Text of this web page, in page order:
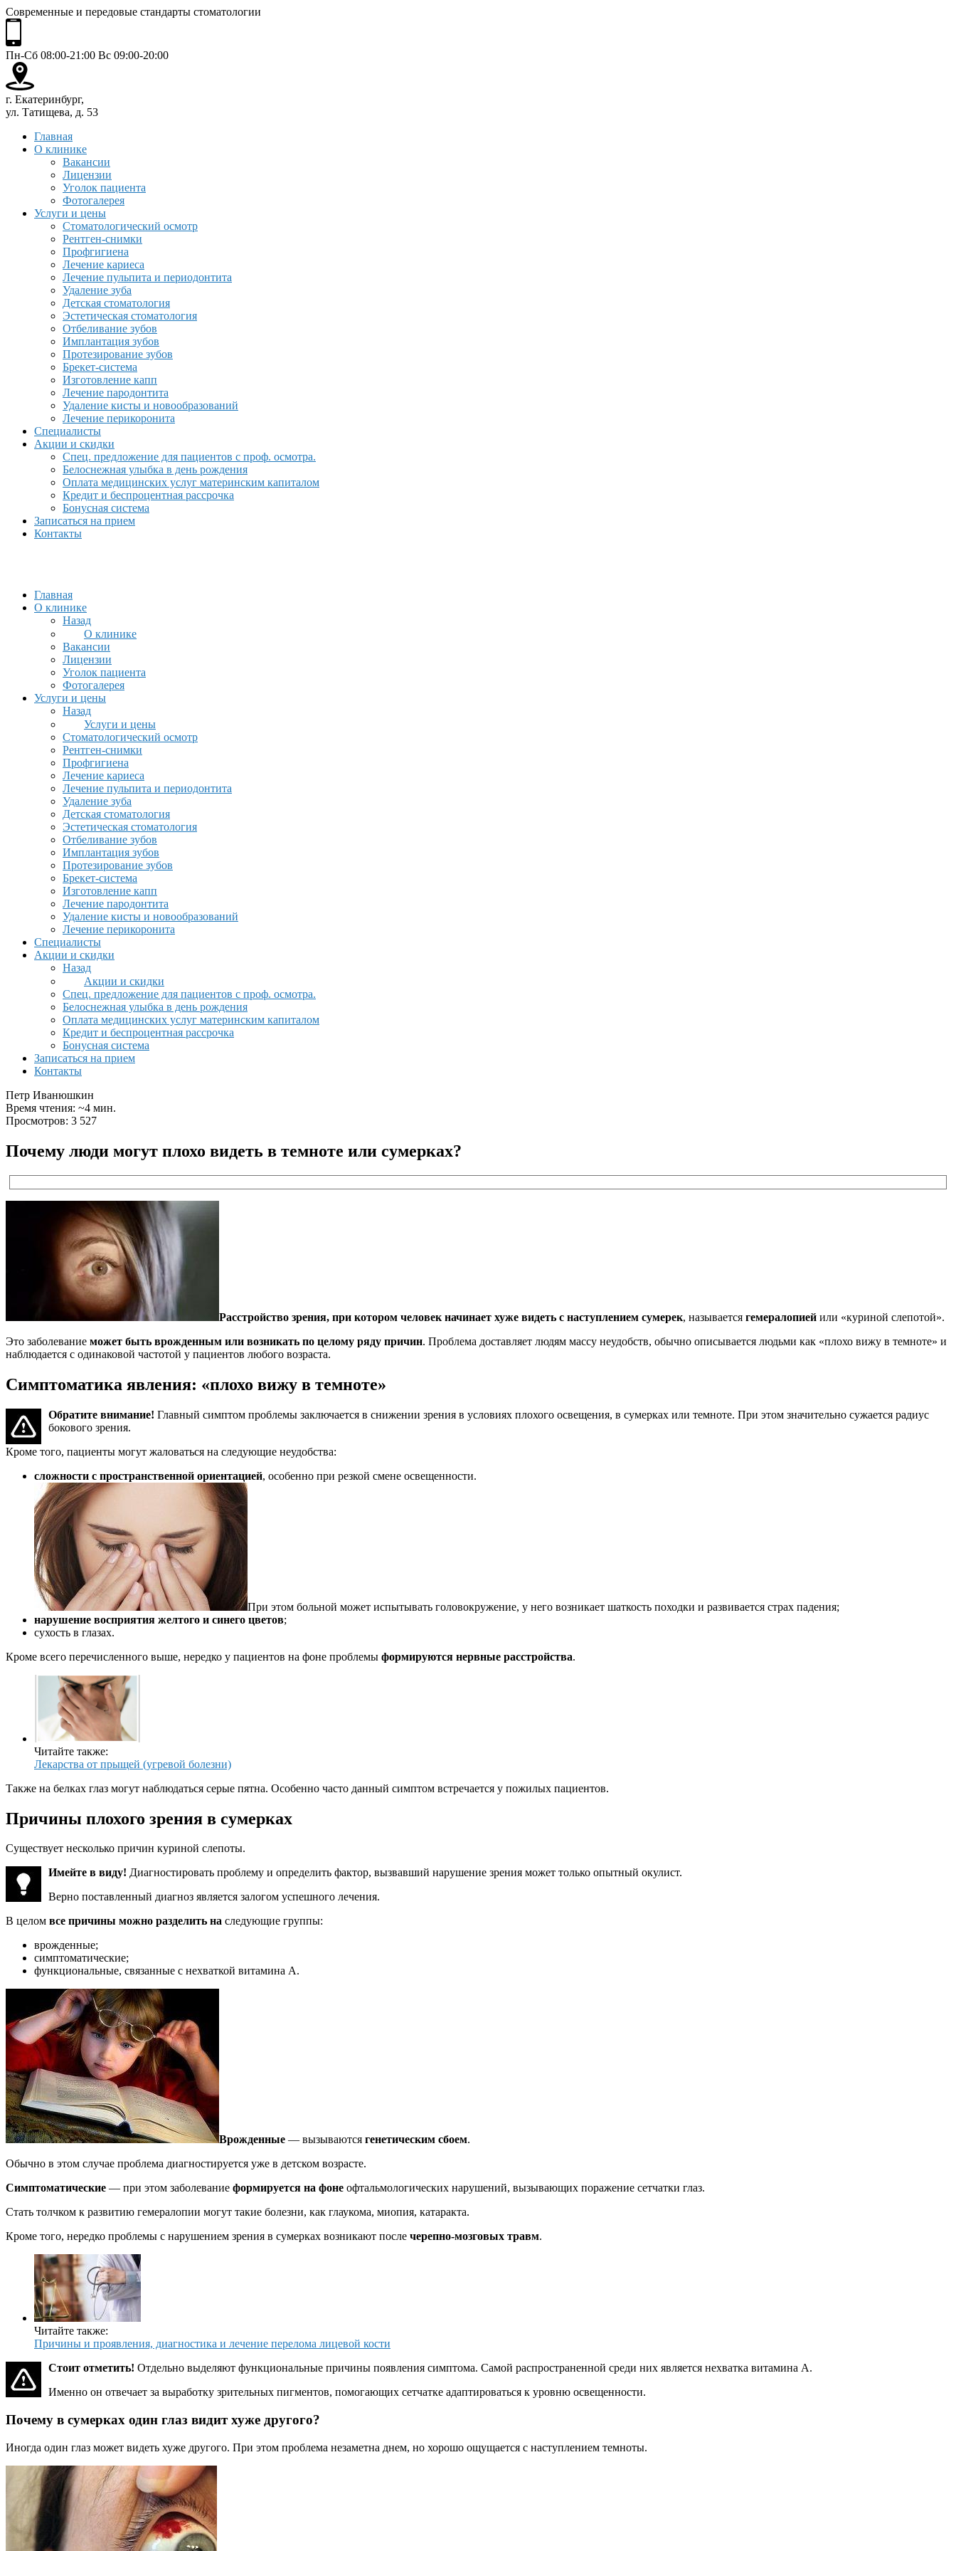
Современные и передовые стандарты стоматологии
Пн-Сб 08:00-21:00 Вс 09:00-20:00
г. Екатеринбург,
ул. Татищева, д. 53
Главная
О клинике
Вакансии
Лицензии
Уголок пациента
Фотогалерея
Услуги и цены
Стоматологический осмотр
Рентген-снимки
Профгигиена
Лечение кариеса
Лечение пульпита и периодонтита
Удаление зуба
Детская стоматология
Эстетическая стоматология
Отбеливание зубов
Имплантация зубов
Протезирование зубов
Брекет-система
Изготовление капп
Лечение пародонтита
Удаление кисты и новообразований
Лечение перикоронита
Специалисты
Акции и скидки
Спец. предложение для пациентов с проф. осмотра.
Белоснежная улыбка в день рождения
Оплата медицинских услуг материнским капиталом
Кредит и беспроцентная рассрочка
Бонусная система
Записаться на прием
Контакты
Главная
О клинике
Назад
О клинике
Вакансии
Лицензии
Уголок пациента
Фотогалерея
Услуги и цены
Назад
Услуги и цены
Стоматологический осмотр
Рентген-снимки
Профгигиена
Лечение кариеса
Лечение пульпита и периодонтита
Удаление зуба
Детская стоматология
Эстетическая стоматология
Отбеливание зубов
Имплантация зубов
Протезирование зубов
Брекет-система
Изготовление капп
Лечение пародонтита
Удаление кисты и новообразований
Лечение перикоронита
Специалисты
Акции и скидки
Назад
Акции и скидки
Спец. предложение для пациентов с проф. осмотра.
Белоснежная улыбка в день рождения
Оплата медицинских услуг материнским капиталом
Кредит и беспроцентная рассрочка
Бонусная система
Записаться на прием
Контакты
Петр Иванюшкин
Время чтения: ~4 мин.
Просмотров: 3 527
Почему люди могут плохо видеть в темноте или сумерках?
Расстройство зрения, при котором человек начинает хуже видеть с наступлением сумерек, называется гемералопией или «куриной слепотой».
Это заболевание может быть врожденным или возникать по целому ряду причин. Проблема доставляет людям массу неудобств, обычно описывается людьми как «плохо вижу в темноте» и
наблюдается с одинаковой частотой у пациентов любого возраста.
Симптоматика явления: «плохо вижу в темноте»
Обратите внимание! Главный симптом проблемы заключается в снижении зрения в условиях плохого освещения, в сумерках или темноте. При этом значительно сужается радиус
бокового зрения.
Кроме того, пациенты могут жаловаться на следующие неудобства:
сложности с пространственной ориентацией, особенно при резкой смене освещенности.
При этом больной может испытывать головокружение, у него возникает шаткость походки и развивается страх падения;
нарушение восприятия желтого и синего цветов;
сухость в глазах.
Кроме всего перечисленного выше, нередко у пациентов на фоне проблемы формируются нервные расстройства.
Читайте также:
Лекарства от прыщей (угревой болезни)
Также на белках глаз могут наблюдаться серые пятна. Особенно часто данный симптом встречается у пожилых пациентов.
Причины плохого зрения в сумерках
Существует несколько причин куриной слепоты.
Имейте в виду! Диагностировать проблему и определить фактор, вызвавший нарушение зрения может только опытный окулист.
Верно поставленный диагноз является залогом успешного лечения.
В целом все причины можно разделить на следующие группы:
врожденные;
симптоматические;
функциональные, связанные с нехваткой витамина А.
Врожденные — вызываются генетическим сбоем.
Обычно в этом случае проблема диагностируется уже в детском возрасте.
Симптоматические — при этом заболевание формируется на фоне офтальмологических нарушений, вызывающих поражение сетчатки глаз.
Стать толчком к развитию гемералопии могут такие болезни, как глаукома, миопия, катаракта.
Кроме того, нередко проблемы с нарушением зрения в сумерках возникают после черепно-мозговых травм.
Читайте также:
Причины и проявления, диагностика и лечение перелома лицевой кости
Стоит отметить! Отдельно выделяют функциональные причины появления симптома. Самой распространенной среди них является нехватка витамина A.
Именно он отвечает за выработку зрительных пигментов, помогающих сетчатке адаптироваться к уровню освещенности.
Почему в сумерках один глаз видит хуже другого?
Иногда один глаз может видеть хуже другого. При этом проблема незаметна днем, но хорошо ощущается с наступлением темноты.